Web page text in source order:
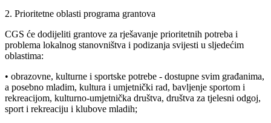
2. Prioritetne oblasti programa grantova
CGS će dodijeliti grantove za rješavanje prioritetnih potreba i
problema lokalnog stanovništva i podizanja svijesti u sljedećim
oblastima:
• obrazovne, kulturne i sportske potrebe - dostupne svim građanima,
a posebno mladim, kultura i umjetnički rad, bavljenje sportom i
rekreacijom, kulturno-umjetnička društva, društva za tjelesni odgoj,
sport i rekreaciju i klubove mladih;